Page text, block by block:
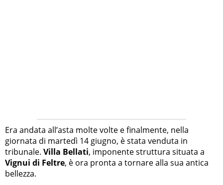
Era andata all’asta molte volte e finalmente, nella
giornata di martedì 14 giugno, è stata venduta in
tribunale. Villa Bellati, imponente struttura situata a
Vignui di Feltre, è ora pronta a tornare alla sua antica
bellezza.